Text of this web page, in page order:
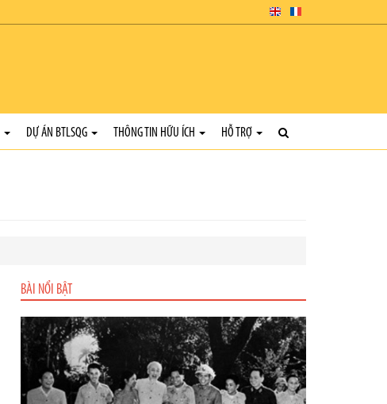
DỰ ÁN BTLSQG THÔNG TIN HỮU ÍCH HỖ TRỢ
BÀI NỔI BẬT